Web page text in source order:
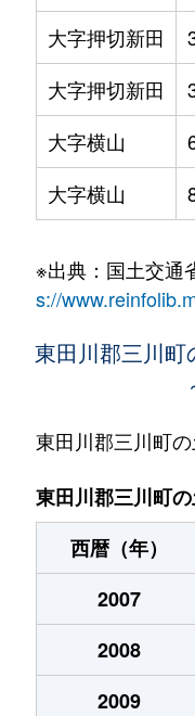
大字押切新田
大字押切新田
大字横山
大字横山
※出典：国土交通
s://
東田川郡三川
東田川郡三川町の
東田川郡三川町
西暦（年）
2007
2008
2009